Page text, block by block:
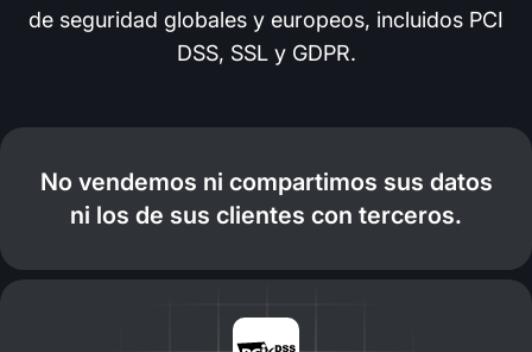
de seguridad globales y europeos, incluidos PCI
DSS, SSL y GDPR.
No vendemos ni compartimos sus datos
ni los de sus clientes con terceros.